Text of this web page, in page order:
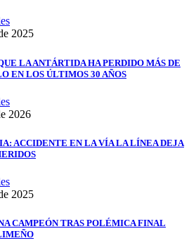
2025
LA ANTÁRTIDA HA PERDIDO MÁS DE
EN LOS ÚLTIMOS 30 AÑOS
2026
ACCIDENTE EN LA VÍA LA LÍNEA DEJA
2025
CAMPEÓN TRAS POLÉMICA FINAL